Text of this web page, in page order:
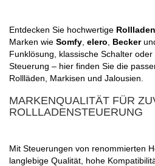
Entdecken Sie hochwertige
Marken wie Somfy elero Becker
Funklösung, klassische Schalter
Steuerung – hier finden Sie die
Rollläden, Markisen und Jalousien.
MARKENQUALITÄT FÜR
ROLLLADENSTEUERUNG
Mit Steuerungen von renommierten
langlebige Qualität, hohe